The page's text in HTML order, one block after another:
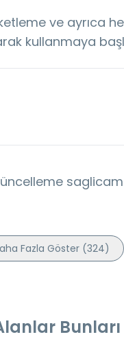
ve ayrıca
kullanmaya
Fazla Göster(324)
Bunları